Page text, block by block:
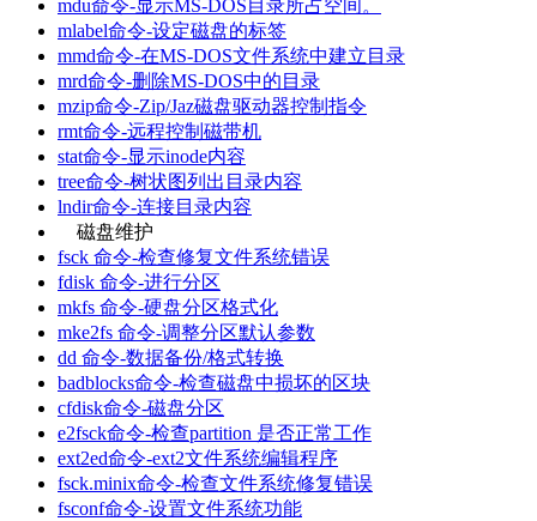
mdu命令-显示MS-DOS目录所占空间。
mlabel命令-设定磁盘的标签
mmd命令-在MS-DOS文件系统中建立目录
mrd命令-删除MS-DOS中的目录
mzip命令-Zip/Jaz磁盘驱动器控制指令
rmt命令-远程控制磁带机
stat命令-显示inode内容
tree命令-树状图列出目录内容
lndir命令-连接目录内容
磁盘维护
fsck 命令-检查修复文件系统错误
fdisk 命令-进行分区
mkfs 命令-硬盘分区格式化
mke2fs 命令-调整分区默认参数
dd 命令-数据备份/格式转换
badblocks命令-检查磁盘中损坏的区块
cfdisk命令-磁盘分区
e2fsck命令-检查partition 是否正常工作
ext2ed命令-ext2文件系统编辑程序
fsck.minix命令-检查文件系统修复错误
fsconf命令-设置文件系统功能